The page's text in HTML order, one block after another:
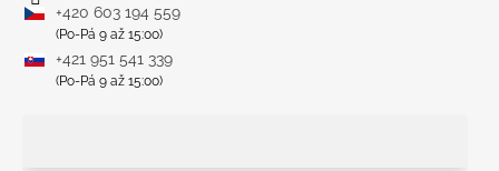
+420 603 194 559
(Po-Pá 9 až 15:00)
+421 951 541 339
(Po-Pá 9 až 15:00)